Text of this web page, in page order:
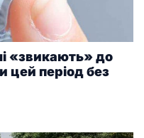
«звикають» до
цей період без